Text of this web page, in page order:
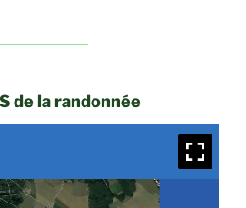
de la randonnée